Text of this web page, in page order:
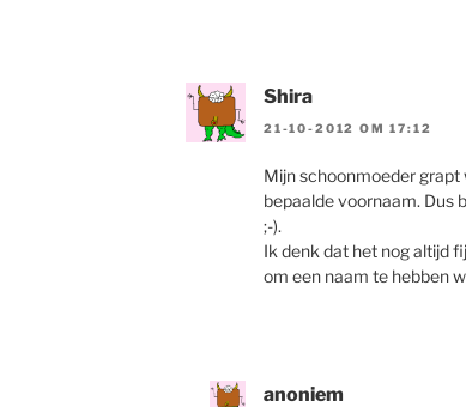
Shira
21-10-2012 OM 17:12
Mijn schoonmoeder
bepaalde voornaam. Dus
;-).
Ik denk dat het nog altijd
om een naam te hebben
anoniem